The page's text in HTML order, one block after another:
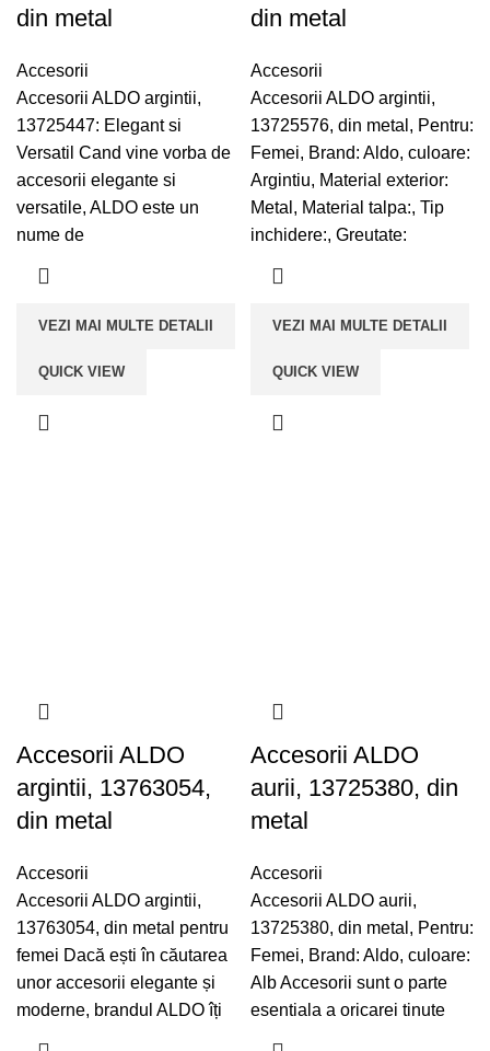
din metal
Accesorii
Accesorii ALDO argintii,
13725447: Elegant si
Versatil Cand vine vorba de
accesorii elegante si
versatile, ALDO este un
nume de
VEZI MAI MULTE DETALII
QUICK VIEW
din metal
Accesorii
Accesorii ALDO argintii,
13725576, din metal, Pentru:
Femei, Brand: Aldo, culoare:
Argintiu, Material exterior:
Metal, Material talpa:, Tip
inchidere:, Greutate:
VEZI MAI MULTE DETALII
QUICK VIEW
Accesorii ALDO
argintii, 13763054,
din metal
Accesorii
Accesorii ALDO argintii,
13763054, din metal pentru
femei Dacă ești în căutarea
unor accesorii elegante și
moderne, brandul ALDO îți
Accesorii ALDO
aurii, 13725380, din
metal
Accesorii
Accesorii ALDO aurii,
13725380, din metal, Pentru:
Femei, Brand: Aldo, culoare:
Alb Accesorii sunt o parte
esentiala a oricarei tinute